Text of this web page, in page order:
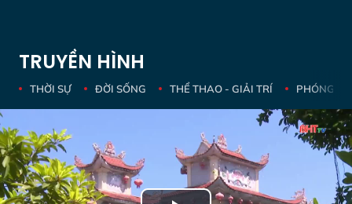
TRUYỀN HÌNH
THỜI SỰ ĐỜI SỐNG THỂ THAO - GIẢI TRÍ PHÓNG